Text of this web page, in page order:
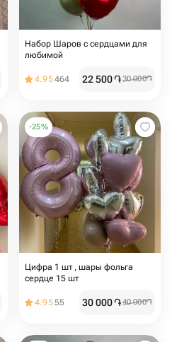
Набор Шаров с сердцами для
любимой
4.95464 22 500֏30 000֏
-25%
Цифра 1 шт , шары фольга
сердце 15 шт
4.9555 30 000֏40 000֏